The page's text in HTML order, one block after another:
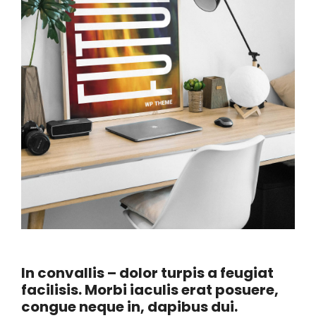
In convallis – dolor turpis a feugiat
facilisis. Morbi iaculis erat posuere,
congue neque in, dapibus dui.